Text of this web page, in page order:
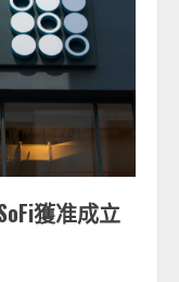
獲准成立